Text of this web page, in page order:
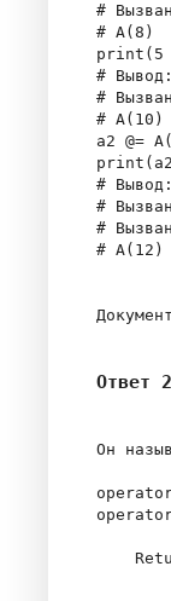
#
# A(8)
print(5
# Вывод:
#
# A(10)
a2 @=
# Вывод:
#
#
# A(12)
Ответ 2
Он